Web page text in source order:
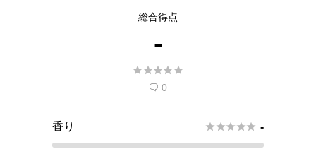
総合得点
-

 0
香り  -